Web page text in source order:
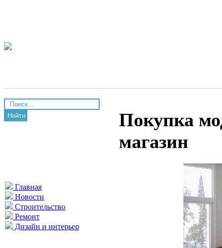
Найти
Главная
Новости
Строительство
Ремонт
Дизайн и интерьер
Покупка
магазин